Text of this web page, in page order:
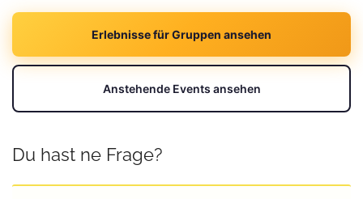
Erlebnisse für Gruppen ansehen
Anstehende Events ansehen
Du hast ne Frage?